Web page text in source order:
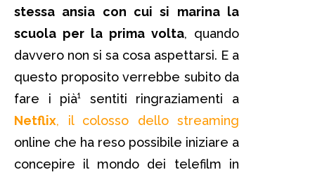
stessa ansia con cui si marina la
scuola per la prima volta, quando
davvero non si sa cosa aspettarsi. E a
questo proposito verrebbe subito da
fare i pià¹ sentiti ringraziamenti a
Netflix, il colosso dello streaming
online che ha reso possibile iniziare a
concepire il mondo dei telefilm in